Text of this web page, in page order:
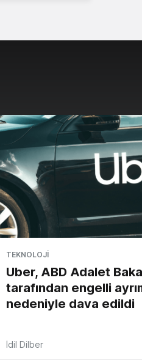
TEKNOLOJI
Uber, ABD Adalet
tarafından engelli
nedeniyle dava edildi
İdil Dilber